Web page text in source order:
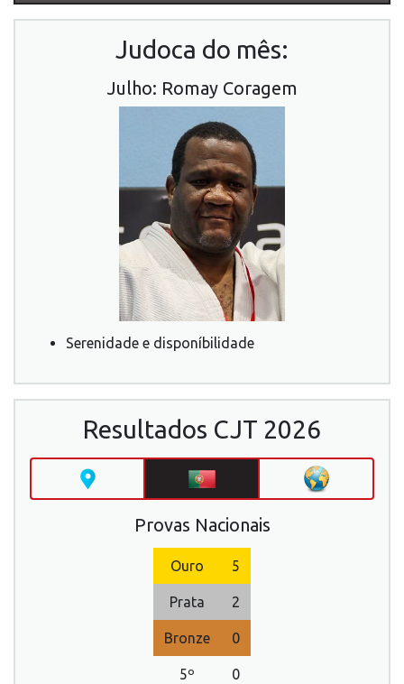
Judoca do mês:
Julho: Romay Coragem
Serenidade e disponíbilidade
Resultados CJT 2026
Provas Nacionais
Ouro 5
Prata 2
Bronze 0
5º 0